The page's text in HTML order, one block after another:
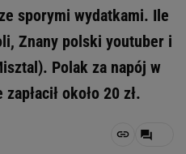
sporymi wydatkami. Ile
Znany polski youtuber i
Polak za napój w
około 20 zł.